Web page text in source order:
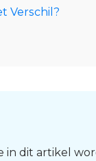
Verschil?
in dit artikel